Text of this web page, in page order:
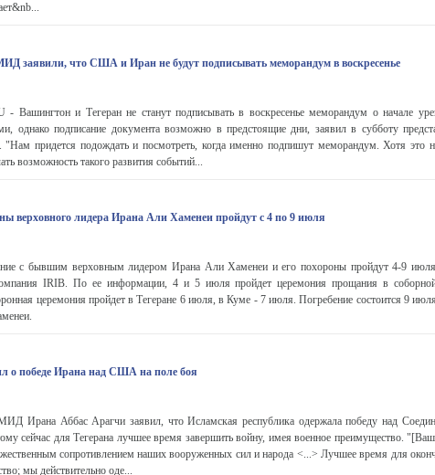
заявили, что США и Иран не будут подписывать меморандум в воскресенье
- Вашингтон и Тегеран не станут подписывать в воскресенье меморандум о начале
однако подписание документа возможно в предстоящие дни, заявил в субботу
"Нам придется подождать и посмотреть, когда именно подпишут меморандум. Хотя это
возможность такого развития событий...
верховного лидера Ирана Али Хаменеи пройдут с 4 по 9 июля
с бывшим верховным лидером Ирана Али Хаменеи и его похороны пройдут 4-9
IRIB. По ее информации, 4 и 5 июля пройдет церемония прощания в
церемония пройдет в Тегеране 6 июля, в Куме - 7 июля. Погребение состоится 9
о победе Ирана над США на поле боя
Ирана Аббас Арагчи заявил, что Исламская республика одержала победу над
сейчас для Тегерана лучшее время завершить войну, имея военное преимущество.
сопротивлением наших вооруженных сил и народа <...> Лучшее время для
мы действительно оде...